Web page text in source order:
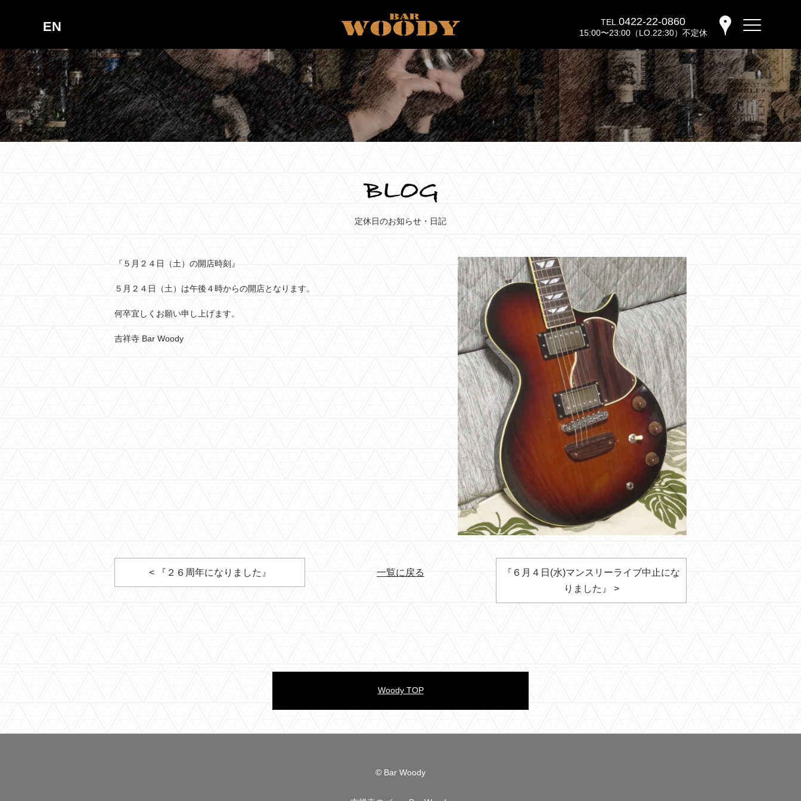
バーウッディTOP
バー ウッディについて
メニュー＆料金
おすすめカクテル
EN TEL.0422-22-0860
15:00〜23:00（LO.22:30）不定休
定休日のお知らせ・日記
『５月２４日（土）の開店時刻』
５月２４日（土）は午後４時からの開店となります。
何卒宜しくお願い申し上げます。
吉祥寺 Bar Woody
< 『２６周年になりました』
『６月４日(水)マンスリーライブ中止にな
りました』 >
一覧に戻る
Woody TOP
© Bar Woody